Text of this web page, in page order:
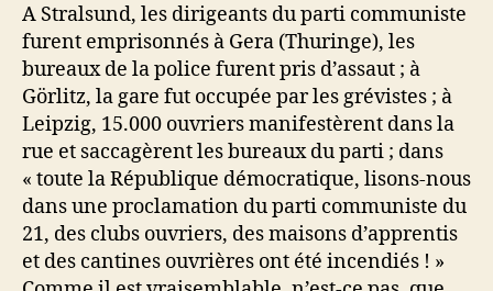
A Stralsund, les dirigeants du parti communiste
furent emprisonnés à Gera (Thuringe), les
bureaux de la police furent pris d’assaut ; à
Görlitz, la gare fut occupée par les grévistes ; à
Leipzig, 15.000 ouvriers manifestèrent dans la
rue et saccagèrent les bureaux du parti ; dans
« toute la République démocratique, lisons-nous
dans une proclamation du parti communiste du
21, des clubs ouvriers, des maisons d’apprentis
et des cantines ouvrières ont été incendiés ! »